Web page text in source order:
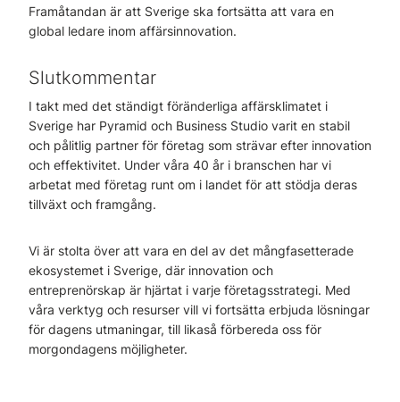
Framåtandan är att Sverige ska fortsätta att vara en
global ledare inom affärsinnovation.
Slutkommentar
I takt med det ständigt föränderliga affärsklimatet i
Sverige har Pyramid och Business Studio varit en stabil
och pålitlig partner för företag som strävar efter innovation
och effektivitet. Under våra 40 år i branschen har vi
arbetat med företag runt om i landet för att stödja deras
tillväxt och framgång.
Vi är stolta över att vara en del av det mångfasetterade
ekosystemet i Sverige, där innovation och
entreprenörskap är hjärtat i varje företagsstrategi. Med
våra verktyg och resurser vill vi fortsätta erbjuda lösningar
för dagens utmaningar, till likaså förbereda oss för
morgondagens möjligheter.